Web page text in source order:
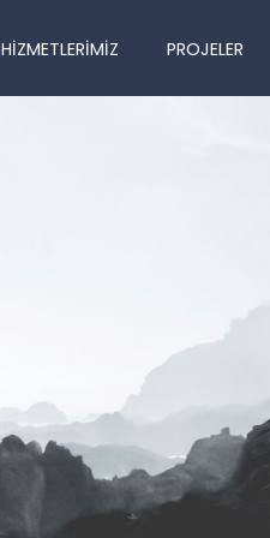
HIZMETLERIMIZ PROJELER